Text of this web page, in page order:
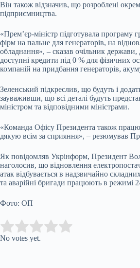
Він також відзначив, що розроблені
підприємництва.
«Прем’єр-міністр підготувала програму
фірм на пальне для генераторів, на
обладнання», – сказав очільник
доступні кредити під 0 % для фізичних
компаній на придбання генераторів,
Зеленський підкреслив, що будуть і
зауваживши, що всі деталі будуть
міністром та відповідними міністрами.
«Команда Офісу Президента також
дякую всім за сприяння», – резюмував
Як повідомляв Укрінформ, Президент
наголосив, що відновлення
атак відбувається в надзвичайно
та аварійні бригади працюють в режимі
Фото: ОП
Rate this item:
No votes yet.